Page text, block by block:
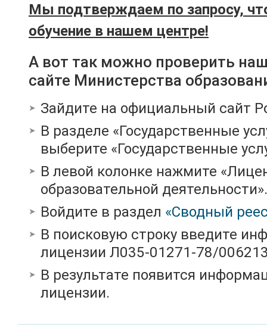
Мы подтверждаем по запросу,
обучение в нашем центре!
А вот так можно проверить
сайте Министерства
Зайдите на официальный сайт
В разделе «Государственные
выберите «Государственные
В левой колонке нажмите
образовательной деятельности».
Войдите в раздел «Сводный
В поисковую строку введите
лицензии Л035-01271-78/
В результате появится
лицензии.